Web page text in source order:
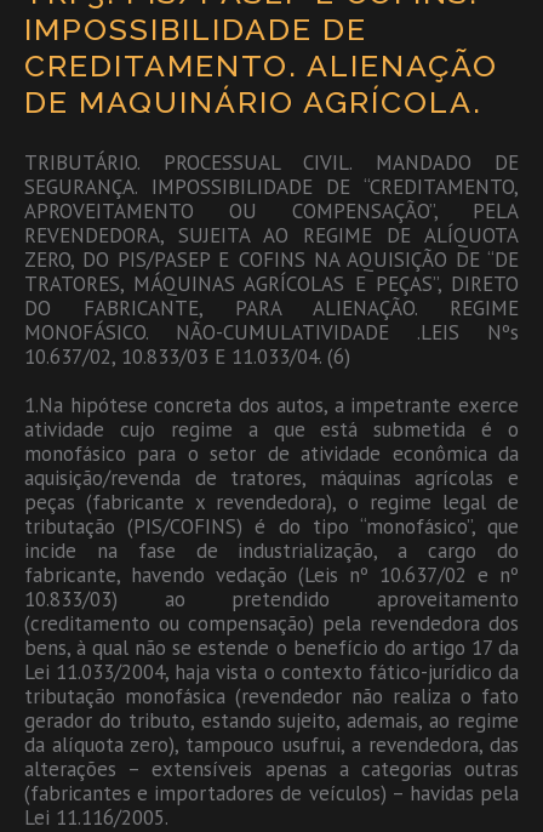
IMPOSSIBILIDADE DE
CREDITAMENTO. ALIENAÇÃO
DE MAQUINÁRIO AGRÍCOLA.
TRIBUTÁRIO. PROCESSUAL CIVIL. MANDADO DE
SEGURANÇA. IMPOSSIBILIDADE DE “CREDITAMENTO,
APROVEITAMENTO OU COMPENSAÇÃO”, PELA
REVENDEDORA, SUJEITA AO REGIME DE ALÍQUOTA
ZERO, DO PIS/PASEP E COFINS NA AQUISIÇÃO DE “DE
TRATORES, MÁQUINAS AGRÍCOLAS E PEÇAS”, DIRETO
DO FABRICANTE, PARA ALIENAÇÃO. REGIME
MONOFÁSICO. NÃO-CUMULATIVIDADE .LEIS Nºs
10.637/02, 10.833/03 E 11.033/04. (6)
1.Na hipótese concreta dos autos, a impetrante exerce
atividade cujo regime a que está submetida é o
monofásico para o setor de atividade econômica da
aquisição/revenda de tratores, máquinas agrícolas e
peças (fabricante x revendedora), o regime legal de
tributação (PIS/COFINS) é do tipo “monofásico”, que
incide na fase de industrialização, a cargo do
fabricante, havendo vedação (Leis nº 10.637/02 e nº
10.833/03) ao pretendido aproveitamento
(creditamento ou compensação) pela revendedora dos
bens, à qual não se estende o benefício do artigo 17 da
Lei 11.033/2004, haja vista o contexto fático-jurídico da
tributação monofásica (revendedor não realiza o fato
gerador do tributo, estando sujeito, ademais, ao regime
da alíquota zero), tampouco usufrui, a revendedora, das
alterações – extensíveis apenas a categorias outras
(fabricantes e importadores de veículos) – havidas pela
Lei 11.116/2005.